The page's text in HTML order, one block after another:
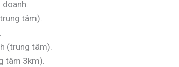
doanh.
tâm).
(trung tâm).
tâm 3km).